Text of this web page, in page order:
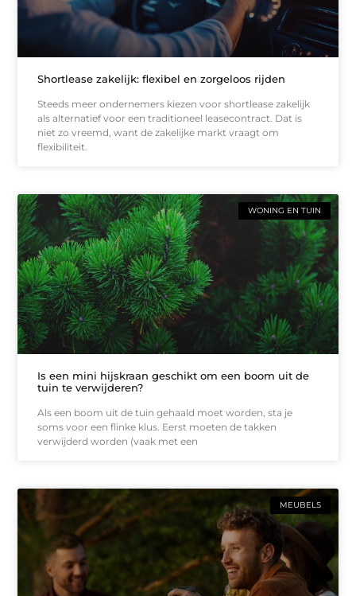
Shortlease zakelijk: flexibel en zorgeloos rijden
Steeds meer ondernemers kiezen voor shortlease zakelijk
als alternatief voor een traditioneel leasecontract. Dat is
niet zo vreemd, want de zakelijke markt vraagt om
flexibiliteit.
WONING EN TUIN
Is een mini hijskraan geschikt om een boom uit de
tuin te verwijderen?
Als een boom uit de tuin gehaald moet worden, sta je
soms voor een flinke klus. Eerst moeten de takken
verwijderd worden (vaak met een
MEUBELS